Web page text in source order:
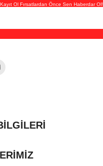
Ol Fırsatlardan Önce Sen Haberdar Ol!